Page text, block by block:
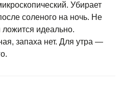
Убирает
соленого на ночь. Не
ложится идеально.
запаха нет. Для утра —